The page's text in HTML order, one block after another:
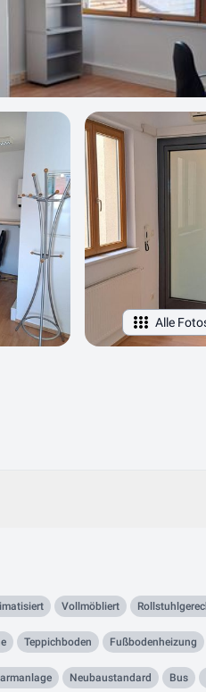
Alle
Vollmöbliert
Teppichboden Fußbodenheizung
Neubaustandard Bus